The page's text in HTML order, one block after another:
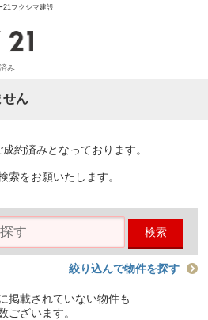
21フクシマ建設
み
せん
約済みとなっております。
索をお願いたします。
検索
絞り込んで物件を探す
掲載されていない物件も
ございます。